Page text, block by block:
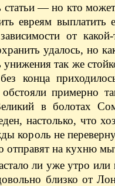
— но кто
евреям
от
удалось, но
так же
конца
примерно
в болотах
настолько, что
король не
отправят на кухню
ли уже утро
близко от